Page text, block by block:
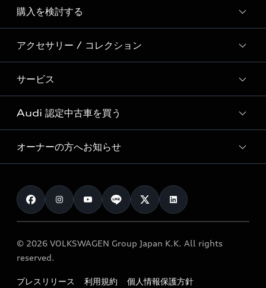
Story of Progress
Audi Sport
Formula 1®
デジタルサービス
ディーラー検索
新車在庫検索
試乗車・展示車検索
見積もり依頼
試乗予約
購入を検討する
モデル一覧
特別仕様モデル / 限定モデル
e-tronラインアップ
価格シミュレーション
車両比較
カタログ一覧
アクセサリー / コレクション
純正アクセサリー
オンラインショップ
Audi collection
アウディナビアプリ
サービス
サービス入庫予約
サービスプログラム
メンテナンス
車検 / 定期点検
e-tronアフターサポート
myAudi
Audi 認定中古車を買う
Audi認定中古車
クオリティ
保証
メンテナンス
オーナーの方へお知らせ
お知らせ
オーナー様向けキャンペーン
特定整備適用車一覧
リサイクル法
© 2026 VOLKSWAGEN Group Japan K.K. All rights
reserved.
プレスリリース 利用規約
個人情報保護方針